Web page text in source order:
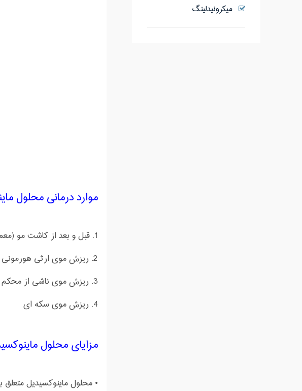
موارد درمانی محلول
1. قبل و بعد از کاشت مو (معمولا برخی از مراکز کاشت مو تجویز می کنند)
2. ریزش موی ارثی هورمونی در آقایان و خانم ها
3. ریزش موی ناشی از محکم کشیدن موهای سر
4. ریزش موی سکه ای
مزایای محلول
• محلول ماینوکسیدیل
میکرونیدلینگ